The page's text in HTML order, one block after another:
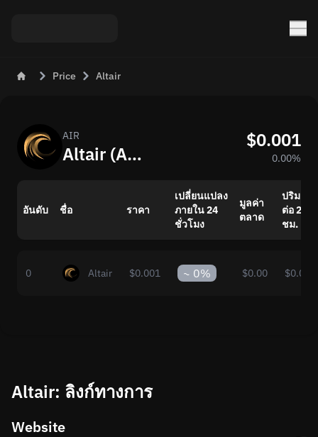
Price Altair
AIR
Altair (AIR): ราคาคริปโตปัจจุบันและมูลค่า
$0.001
0.00%
อันดับ ชื่อ ราคา
เปลี่ยนแปลง
ภายใน 24
ชั่วโมง
มูลค่า
ตลาด
ปริมาณ
ต่อ 24
ชม.
0 Altair $0.001 ~ 0% $0.00 $0.00
Altair: ลิงก์ทางการ
Website